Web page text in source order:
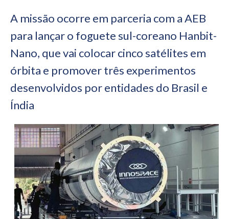
A missão ocorre em parceria com a AEB
para lançar o foguete sul-coreano Hanbit-
Nano, que vai colocar cinco satélites em
órbita e promover três experimentos
desenvolvidos por entidades do Brasil e
Índia